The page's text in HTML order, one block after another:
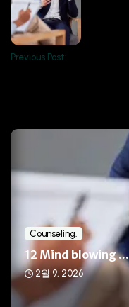
Previous Post:
Counseling.
12 Mind blowing ...
2월 9, 2026